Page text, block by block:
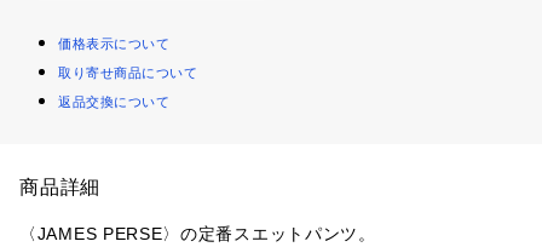
価格表示について
取り寄せ商品について
返品交換について
商品詳細
〈JAMES PERSE〉の定番スエットパンツ。